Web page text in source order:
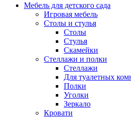
Мебель для детского сада
Игровая мебель
Столы и стулья
Столы
Стулья
Скамейки
Стеллажи и полки
Стеллажи
Для туалетных
Полки
Уголки
Зеркало
Кровати